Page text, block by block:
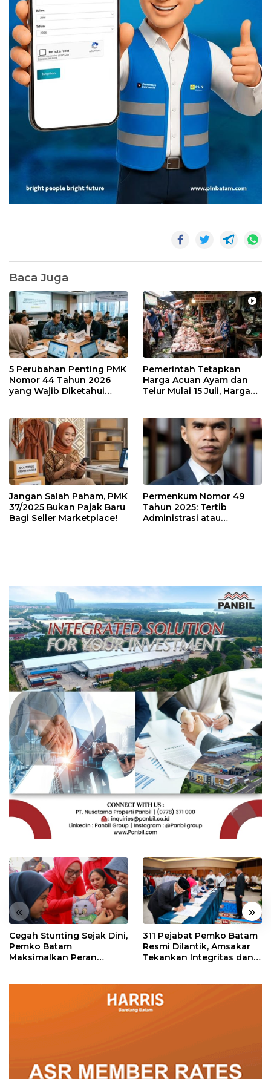
Baca Juga
5 Perubahan Penting PMK
Nomor 44 Tahun 2026
yang Wajib Diketahui
Pemerintah Tetapkan
Harga Acuan Ayam dan
Telur Mulai 15 Juli, Harga
Mahal?
Jangan Salah Paham, PMK
37/2025 Bukan Pajak Baru
Bagi Seller Marketplace!
Permenkum Nomor 49
Tahun 2025: Tertib
Administrasi atau
« »
Cegah Stunting Sejak Dini,
Pemko Batam
Maksimalkan Peran
311 Pejabat Pemko Batam
Resmi Dilantik, Amsakar
Tekankan Integritas dan